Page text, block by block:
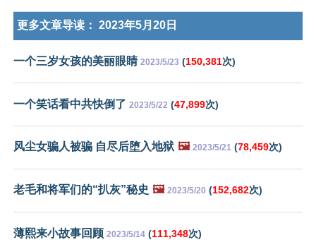
更多文章导读： 2023年5月20日
一个三岁女孩的美丽眼睛 2023/5/23 (150,381次)
一个笑话看中共快倒了 2023/5/22 (47,899次)
风尘女骗人被骗 自尽后堕入地狱 🖼️ 2023/5/21 (78,459次)
老毛和将军们的“扒灰”秘史 🖼️ 2023/5/20 (152,682次)
薄熙来小故事回顾 2023/5/14 (111,348次)